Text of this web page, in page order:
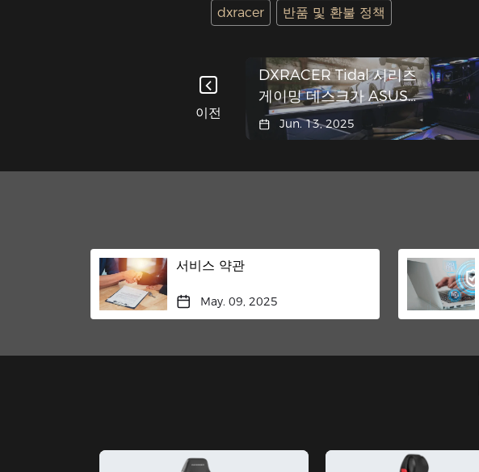
dxracer 반품 및 환불 정책
이전
DXRACER Tidal 시리즈
게이밍 데스크가 ASUS
"하이퍼게이밍 조종석"에
충돌
Jun. 13, 2025
서비스 약관
May. 09, 2025